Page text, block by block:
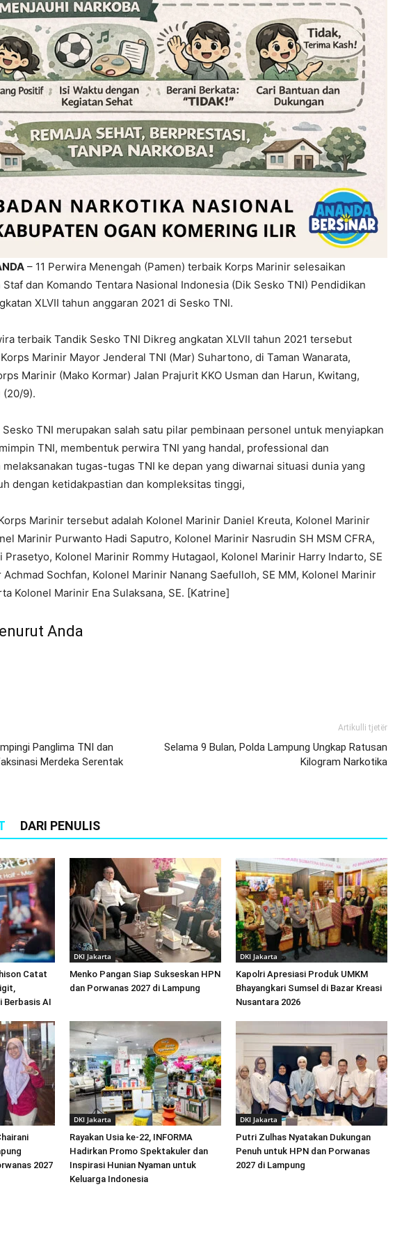
– 11 Perwira Menengah (Pamen) terbaik Korps Marinir selesaikan
dan Komando Tentara Nasional Indonesia (Dik Sesko TNI) Pendidikan
XLVII tahun anggaran 2021 di Sesko TNI.
terbaik Tandik Sesko TNI Dikreg angkatan XLVII tahun 2021 tersebut
Marinir Mayor Jenderal TNI (Mar) Suhartono, di Taman Wanarata,
Marinir (Mako Kormar) Jalan Prajurit KKO Usman dan Harun, Kwitang,
(20/9).
TNI merupakan salah satu pilar pembinaan personel untuk menyiapkan
TNI, membentuk perwira TNI yang handal, professional dan
tugas-tugas TNI ke depan yang diwarnai situasi dunia yang
dengan ketidakpastian dan kompleksitas tinggi,
Marinir tersebut adalah Kolonel Marinir Daniel Kreuta, Kolonel Marinir
Marinir Purwanto Hadi Saputro, Kolonel Marinir Nasrudin SH MSM CFRA,
Prasetyo, Kolonel Marinir Rommy Hutagaol, Kolonel Marinir Harry Indarto, SE
Sochfan, Kolonel Marinir Nanang Saefulloh, SE MM, Kolonel Marinir
Kolonel Marinir Ena Sulaksana, SE. [Katrine]
Anda
Panglima TNI dan
Merdeka Serentak
Artikulli tjetër
Selama 9 Bulan, Polda Lampung Ungkap Ratusan
Kilogram Narkotika
DARI PENULIS
Catat
AI
DKI Jakarta
Menko Pangan Siap Sukseskan HPN
dan Porwanas 2027 di Lampung
DKI Jakarta
Kapolri Apresiasi Produk UMKM
Bhayangkari Sumsel di Bazar Kreasi
Nusantara 2026
2027
DKI Jakarta
Rayakan Usia ke-22, INFORMA
Hadirkan Promo Spektakuler dan
Inspirasi Hunian Nyaman untuk
Keluarga Indonesia
DKI Jakarta
Putri Zulhas Nyatakan Dukungan
Penuh untuk HPN dan Porwanas
2027 di Lampung